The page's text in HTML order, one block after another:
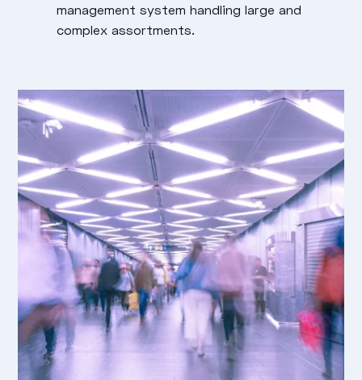
management system handling large and
complex assortments.